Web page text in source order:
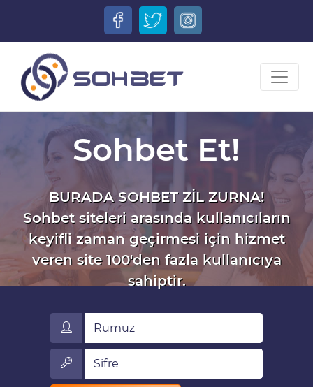
Sohbet Et!
BURADA SOHBET ZİL ZURNA!
Sohbet siteleri arasında kullanıcıların
keyifli zaman geçirmesi için hizmet
veren site 100'den fazla kullanıcıya
sahiptir.
Rumuz
Sifre